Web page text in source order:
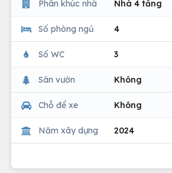
Phân khúc nhà Nhà 4 tầng
Số phòng ngủ 4
Số WC 3
Sân vườn Không
Chỗ để xe Không
Năm xây dựng 2024